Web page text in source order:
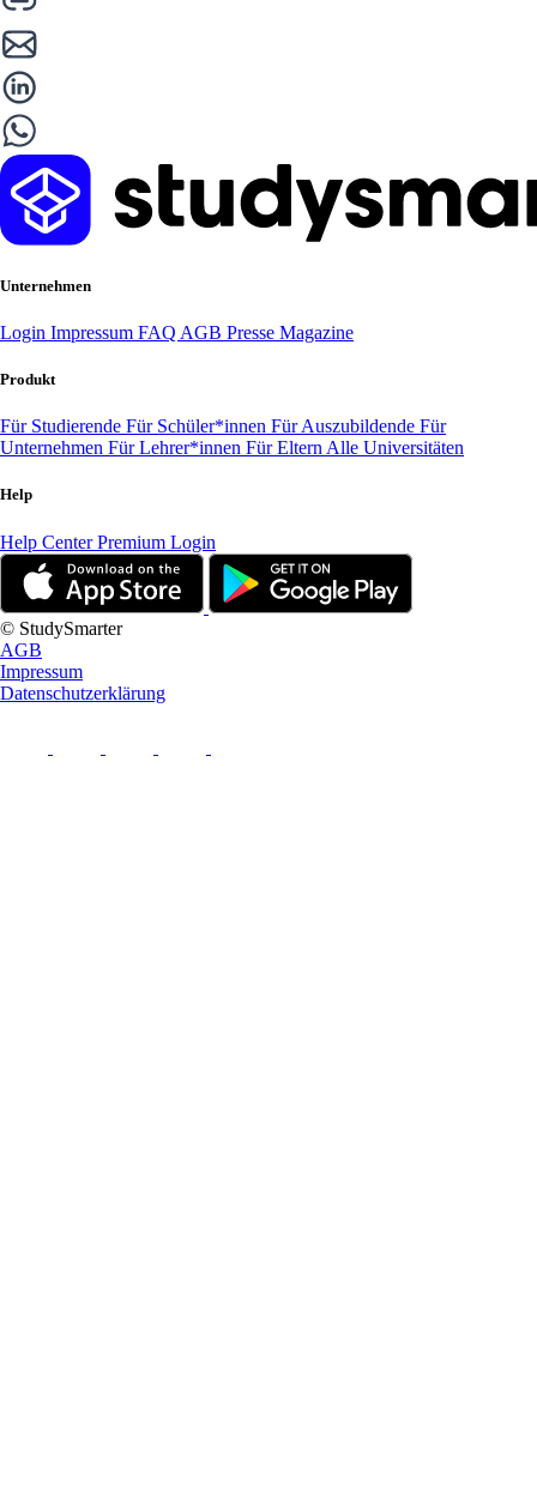
Unternehmen
Login Impressum FAQ AGB Presse Magazine
Produkt
Für Studierende Für Schüler*innen Für Auszubildende Für
Unternehmen Für Lehrer*innen Für Eltern Alle Universitäten
Help
Help CenterPremium Login
© StudySmarter
AGB
Impressum
Datenschutzerklärung